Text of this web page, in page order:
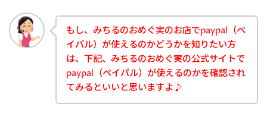
もし、みちるのおめぐ実のお店でpaypal（ペ
イパル）が使えるのかどうかを知りたい方
は、下記、みちるのおめぐ実の公式サイトで
paypal（ペイパル）が使えるのかを確認され
てみるといいと思いますよ♪